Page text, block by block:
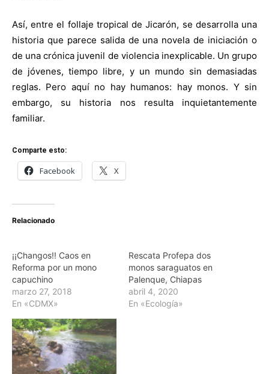
Así, entre el follaje tropical de Jicarón, se desarrolla una
historia que parece salida de una novela de iniciación o
de una crónica juvenil de violencia inexplicable. Un grupo
de jóvenes, tiempo libre, y un mundo sin demasiadas
reglas. Pero aquí no hay humanos: hay monos. Y sin
embargo, su historia nos resulta inquietantemente
familiar.
Comparte esto:
Facebook X
Relacionado
¡¡Changos!! Caos en
Reforma por un mono
capuchino
marzo 27, 2018
En «CDMX»
Rescata Profepa dos
monos saraguatos en
Palenque, Chiapas
abril 4, 2020
En «Ecología»